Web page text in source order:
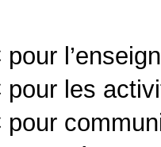
pour les
pour